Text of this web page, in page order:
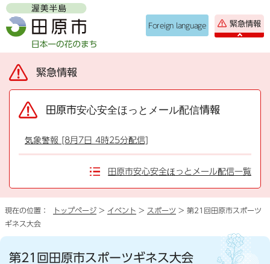
Foreign language 緊急情報
緊急情報
田原市安心安全ほっとメール配信情報
気象警報 [8月7日 4時25分配信]
田原市安心安全ほっとメール配信一覧
現在の位置： トップページ > イベント > スポーツ > 第21回田原市スポーツ
ギネス大会
第21回田原市スポーツギネス大会